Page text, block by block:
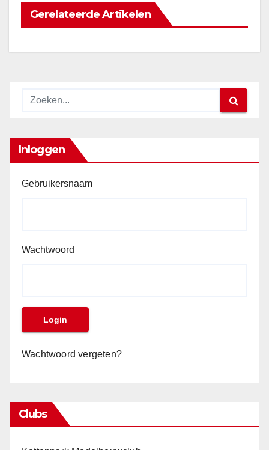
Gerelateerde Artikelen
Inloggen
Gebruikersnaam
Wachtwoord
Wachtwoord vergeten?
Clubs